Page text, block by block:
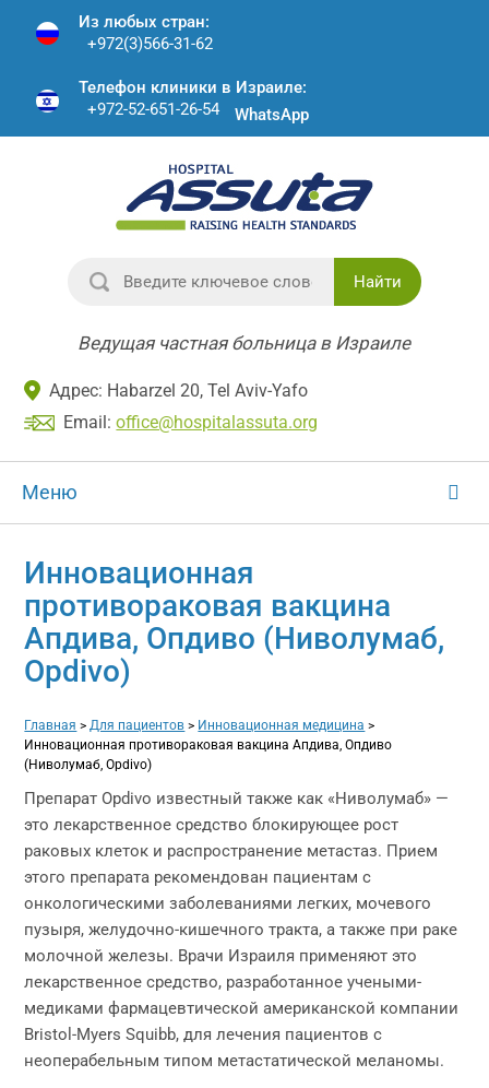
Из любых стран:
+972(3)566-31-62
Телефон клиники в Израиле:
+972-52-651-26-54
WhatsApp
Найти
Ведущая частная больница в Израиле
Адрес: Habarzel 20, Tel Aviv-Yafo
Email: office@hospitalassuta.org
Меню
Инновационная
противораковая вакцина
Апдива, Опдиво (Ниволумаб,
Opdivo)
Главная >Для пациентов > Инновационная медицина >
Инновационная противораковая вакцина Апдива, Опдиво
(Ниволумаб, Opdivo)
Препарат Opdivo известный также как «Ниволумаб» —
это лекарственное средство блокирующее рост
раковых клеток и распространение метастаз. Прием
этого препарата рекомендован пациентам с
онкологическими заболеваниями легких, мочевого
пузыря, желудочно-кишечного тракта, а также при раке
молочной железы. Врачи Израиля применяют это
лекарственное средство, разработанное учеными-
медиками фармацевтической американской компании
Bristol-Myers Squibb, для лечения пациентов с
неоперабельным типом метастатической меланомы.